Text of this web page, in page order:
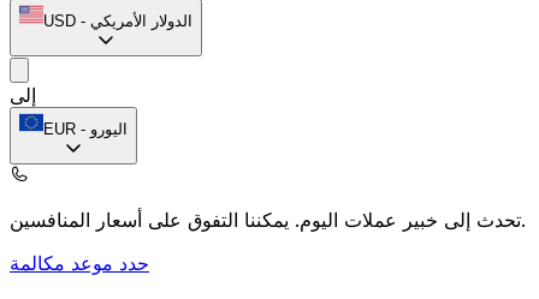
USD - الدولار الأمريكي
إلى
EUR - اليورو
تحدث إلى خبير عملات اليوم.يمكننا التفوق على أسعار المنافسين.
حدد موعد مكالمة